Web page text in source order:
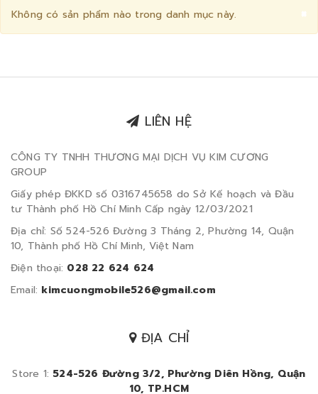
×
Không có sản phẩm nào trong danh mục này.
LIÊN HỆ
CÔNG TY TNHH THƯƠNG MẠI DỊCH VỤ KIM CƯƠNG
GROUP
Giấy phép ĐKKD số 0316745658 do Sở Kế hoạch và Đầu
tư Thành phố Hồ Chí Minh Cấp ngày 12/03/2021
Địa chỉ: Số 524-526 Đường 3 Tháng 2, Phường 14, Quận
10, Thành phố Hồ Chí Minh, Việt Nam
Điện thoại: 028 22 624 624
Email: kimcuongmobile526@gmail.com
ĐỊA CHỈ
Store 1: 524-526 Đường 3/2, Phường Diên Hồng, Quận
10, TP.HCM